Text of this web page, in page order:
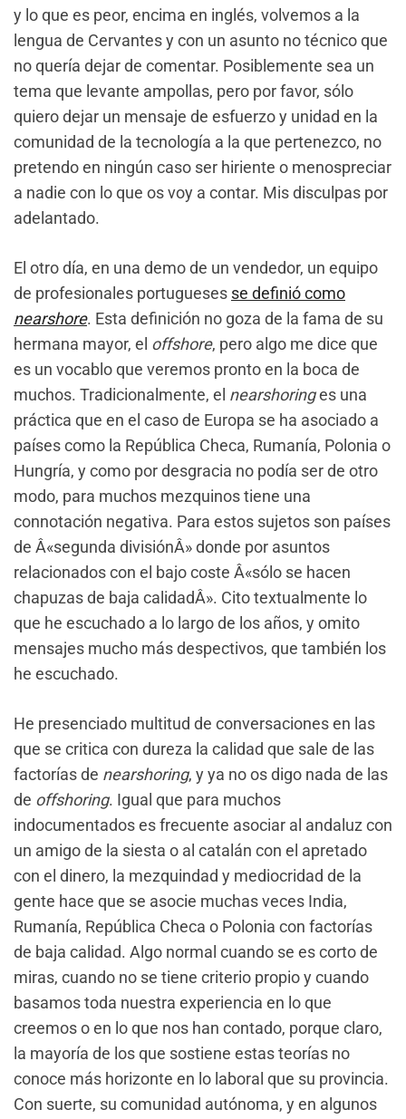
y lo que es peor, encima en inglés, volvemos a la
lengua de Cervantes y con un asunto no técnico que
no quería dejar de comentar. Posiblemente sea un
tema que levante ampollas, pero por favor, sólo
quiero dejar un mensaje de esfuerzo y unidad en la
comunidad de la tecnología a la que pertenezco, no
pretendo en ningún caso ser hiriente o menospreciar
a nadie con lo que os voy a contar. Mis disculpas por
adelantado.
El otro día, en una demo de un vendedor, un equipo
de profesionales portugueses se definió como
nearshore. Esta definición no goza de la fama de su
hermana mayor, el offshore, pero algo me dice que
es un vocablo que veremos pronto en la boca de
muchos. Tradicionalmente, el nearshoringes una
práctica que en el caso de Europa se ha asociado a
países como la República Checa, Rumanía, Polonia o
Hungría, y como por desgracia no podía ser de otro
modo, para muchos mezquinos tiene una
connotación negativa. Para estos sujetos son países
de Â«segunda divisiónÂ» donde por asuntos
relacionados con el bajo coste Â«sólo se hacen
chapuzas de baja calidadÂ». Cito textualmente lo
que he escuchado a lo largo de los años, y omito
mensajes mucho más despectivos, que también los
he escuchado.
He presenciado multitud de conversaciones en las
que se critica con dureza la calidad que sale de las
factorías de nearshoring, y ya no os digo nada de las
de offshoring. Igual que para muchos
indocumentados es frecuente asociar al andaluz con
un amigo de la siesta o al catalán con el apretado
con el dinero, la mezquindad y mediocridad de la
gente hace que se asocie muchas veces India,
Rumanía, República Checa o Polonia con factorías
de baja calidad. Algo normal cuando se es corto de
miras, cuando no se tiene criterio propio y cuando
basamos toda nuestra experiencia en lo que
creemos o en lo que nos han contado, porque claro,
la mayoría de los que sostiene estas teorías no
conoce más horizonte en lo laboral que su provincia.
Con suerte, su comunidad autónoma, y en algunos